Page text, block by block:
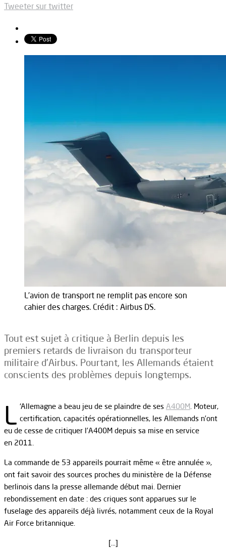
Tweeter sur twitter
L’avion de transport ne remplit pas encore son
cahier des charges. Crédit : Airbus DS.
Tout est sujet à critique à Berlin depuis les
premiers retards de livraison du transporteur
militaire d’Airbus. Pourtant, les Allemands étaient
conscients des problèmes depuis longtemps.
L ‘Allemagne a beau jeu de se plaindre de ses A400M. Moteur,
certification, capacités opérationnelles, les Allemands n’ont
eu de cesse de critiquer l’A400M depuis sa mise en service
en 2011.
La commande de 53 appareils pourrait même « être annulée »,
ont fait savoir des sources proches du ministère de la Défense
berlinois dans la presse allemande début mai. Dernier
rebondissement en date : des criques sont apparues sur le
fuselage des appareils déjà livrés, notamment ceux de la Royal
Air Force britannique.
[…]